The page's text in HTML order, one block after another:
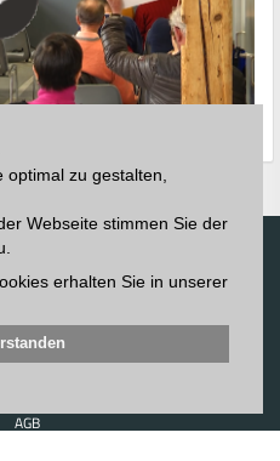
zu gestalten,
Webseite stimmen Sie der
erhalten Sie in unserer
Verkaufen
Preisdatenbank
Newsletter
Downloads
AGB